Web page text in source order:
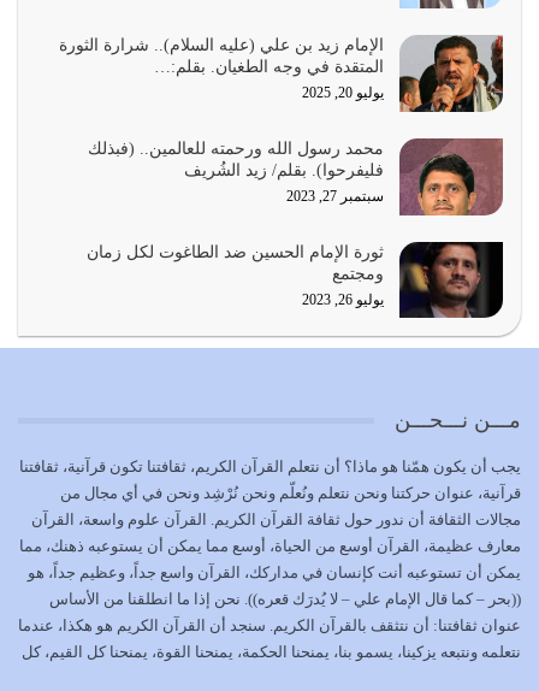
أمة عاجزة عن النهوض…
يوليو 23, 2026
بحبل الله جميعاً وليس كل…
يوليو 22, 2026
يشاء ويذل من يشاء
يوليو 21, 2026
{إِنَّ الدِّينَ عِنْدَ اللَّهِ الْإسْلامُ} الدين الذي شرعه الله للناس في
تتحقق الحقوق للجميع
يوليو 18, 2026
بعض صفات المتقين {الصَّابِرِينَ وَالصَّادِقِينَ وَالْقَانِتِينَ
وَالْمُنْفِقِينَ…
يوليو 17, 2026
الاعتصام بحبل الله أمر إلهي للمؤمنين وهو بمثابة سبب بينهم
الإمام زيد بن علي (عليه السلام).. شرارة الثورة
المتقدة في وجه الطغيان. بقلم:…
يوليو 20, 2025
محمد رسول الله ورحمته للعالمين.. (فبذلك
فليفرحوا). بقلم/ زيد الشُريف
سبتمبر 27, 2023
ثورة الإمام الحسين ضد الطاغوت لكل زمان
ومجتمع
يوليو 26, 2023
مـــن نـــحـــن
يجب أن يكون همّنا هو ماذا؟ أن نتعلم القرآن الكريم، ثقافتنا تكون قرآنية، ثقافتنا
قرآنية، عنوان حركتنا ونحن نتعلم ونُعلّم ونحن نُرْشِد ونحن في أي مجال من
مجالات الثقافة أن ندور حول ثقافة القرآن الكريم. القرآن علوم واسعة، القرآن
معارف عظيمة، القرآن أوسع من الحياة، أوسع مما يمكن أن يستوعبه ذهنك، مما
يمكن أن تستوعبه أنت كإنسان في مداركك، القرآن واسع جداً، وعظيم جداً، هو
((بحر – كما قال الإمام علي – لا يُدرَك قعره)). نحن إذا ما انطلقنا من الأساس
عنوان ثقافتنا: أن نتثقف بالقرآن الكريم. سنجد أن القرآن الكريم هو هكذا، عندما
نتعلمه ونتبعه يزكينا، يسمو بنا، يمنحنا الحكمة، يمنحنا القوة، يمنحنا كل القيم، كل